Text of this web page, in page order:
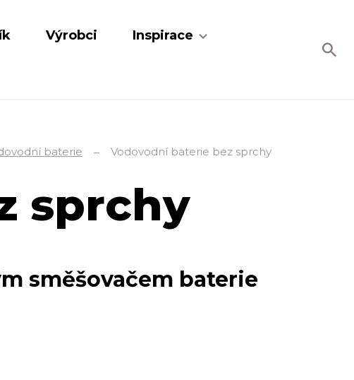
Výrobci
Inspirace
baterie Vodovodní baterie bez sprchy
sprchy
směšovačem baterie